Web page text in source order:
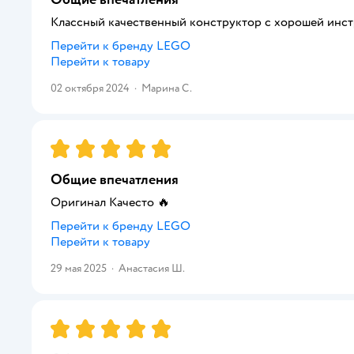
Классный качественный конструктор с хорошей
Перейти к бренду LEGO
Перейти к товару
02 октября 2024 · Марина С.
Рейтинг:5
Общие впечатления
Оригинал Качесто 🔥
Перейти к бренду LEGO
Перейти к товару
29 мая 2025 · Анастасия Ш.
Рейтинг:5